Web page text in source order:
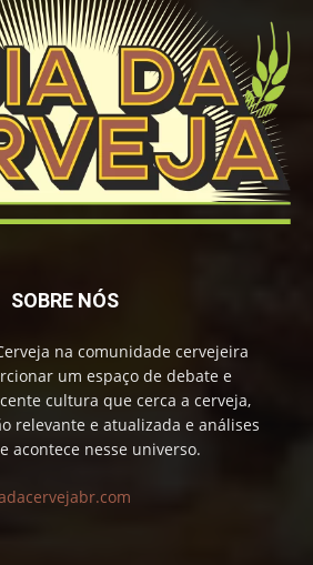
SOBRE NÓS
na comunidade cervejeira
um espaço de debate e
cultura que cerca a cerveja,
relevante e atualizada e análises
acontece nesse universo.